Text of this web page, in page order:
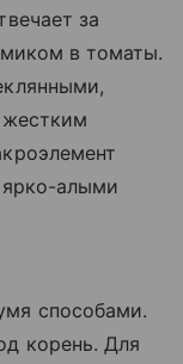
за
в томаты.
алыми
способами.
корень. Для